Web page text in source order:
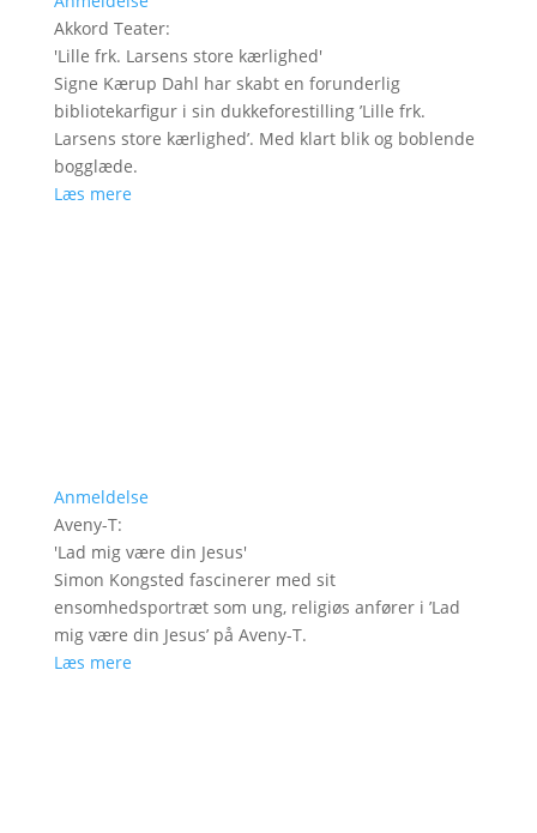
Akkord Teater:
'Lille frk. Larsens store kærlighed'
Signe Kærup Dahl har skabt en forunderlig
bibliotekarfigur i sin dukkeforestilling ’Lille frk.
Larsens store kærlighed’. Med klart blik og boblende
bogglæde.
Læs mere
Anmeldelse
Aveny-T:
'Lad mig være din Jesus'
Simon Kongsted fascinerer med sit
ensomhedsportræt som ung, religiøs anfører i ’Lad
mig være din Jesus’ på Aveny-T.
Læs mere